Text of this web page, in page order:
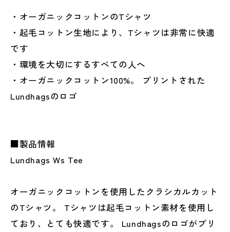
・オーガニックコットンのTシャツ
・起毛コットン生地により、Tシャツは非常に快適
です
・環境を大切にするすべての人へ
・オーガニックコットン100%。 プリントされた
Lundhagsのロゴ
■製品情報
Lundhags Ws Tee
オーガニックコットンを使用したクラシカルカット
のTシャツ。 Tシャツは起毛コットン素材を使用し
ており、とても快適です。 Lundhagsのロゴがプリ